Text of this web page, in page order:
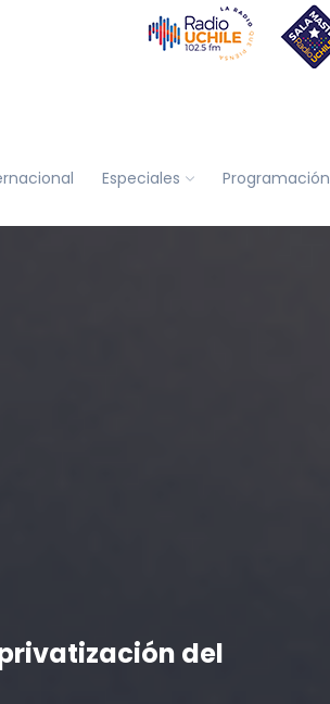
Especiales Programación
del